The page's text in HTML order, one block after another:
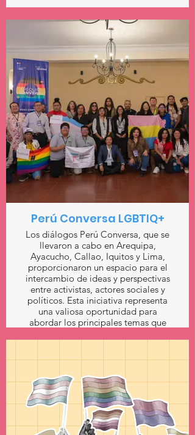
Perú Conversa LGBTIQ+
Los diálogos Perú Conversa, que se
llevaron a cabo en Arequipa,
Ayacucho, Callao, Iquitos y Lima,
proporcionaron un espacio para el
intercambio de ideas y perspectivas
entre activistas, actores sociales y
políticos. Esta iniciativa representa
una valiosa oportunidad para
abordar los principales temas que
Estado tiene con esta comunidad.